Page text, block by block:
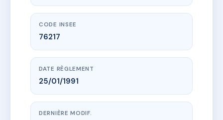
CODE INSEE
76217
DATE RÈGLEMENT
25/01/1991
DERNIÈRE MODIF.